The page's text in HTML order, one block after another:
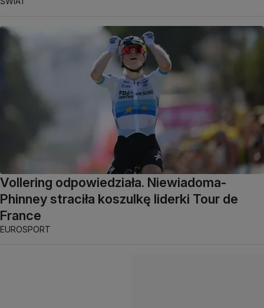
Vollering odpowiedziała. Niewiadoma-
Phinney straciła koszulkę liderki Tour de
France
EUROSPORT